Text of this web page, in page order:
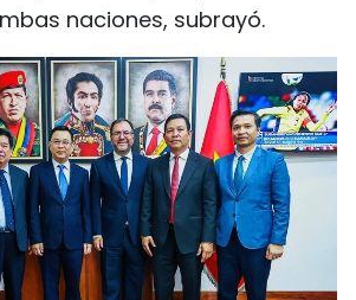
naciones, subrayó.